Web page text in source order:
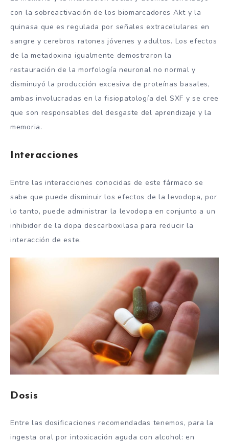
con la sobreactivación de los biomarcadores Akt y la
quinasa que es regulada por señales extracelulares en
sangre y cerebros ratones jóvenes y adultos. Los efectos
de la metadoxina igualmente demostraron la
restauración de la morfología neuronal no normal y
disminuyó la producción excesiva de proteínas basales,
ambas involucradas en la fisiopatología del SXF y se cree
que son responsables del desgaste del aprendizaje y la
memoria.
Interacciones
Entre las interacciones conocidas de este fármaco se
sabe que puede disminuir los efectos de la levodopa, por
lo tanto, puede administrar la levodopa en conjunto a un
inhibidor de la dopa descarboxilasa para reducir la
interacción de este.
Dosis
Entre las dosificaciones recomendadas tenemos, para la
ingesta oral por intoxicación aguda con alcohol: en